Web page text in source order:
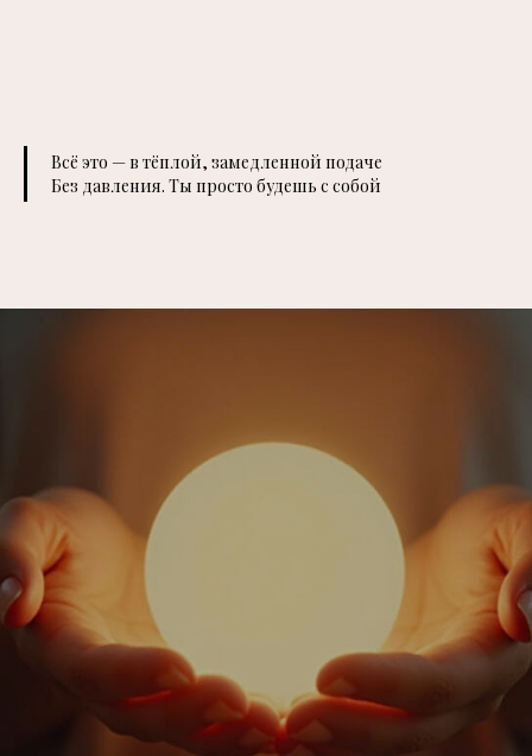
Всё это — в тёплой, замедленной подаче
Без давления. Ты просто будешь с собой